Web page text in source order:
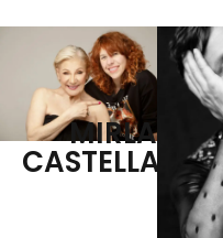
MIRLA
CASTELLANOS